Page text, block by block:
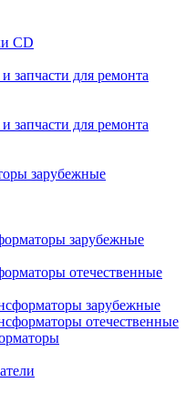
CD
запчасти для ремонта
запчасти для ремонта
зарубежные
зарубежные
отечественные
зарубежные
отечественные